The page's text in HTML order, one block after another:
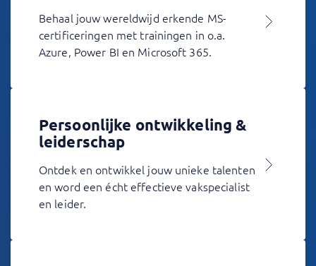
Behaal jouw wereldwijd erkende MS-
certificeringen met trainingen in o.a.
Azure, Power BI en Microsoft 365.
Persoonlijke ontwikkeling &
leiderschap
Ontdek en ontwikkel jouw unieke talenten
en word een écht effectieve vakspecialist
en leider.